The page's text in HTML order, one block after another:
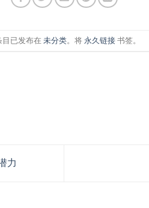
目已发布在未分类。将永久链接 书签。
力